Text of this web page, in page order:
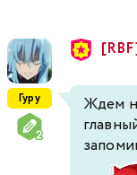
Гуру
Ждем